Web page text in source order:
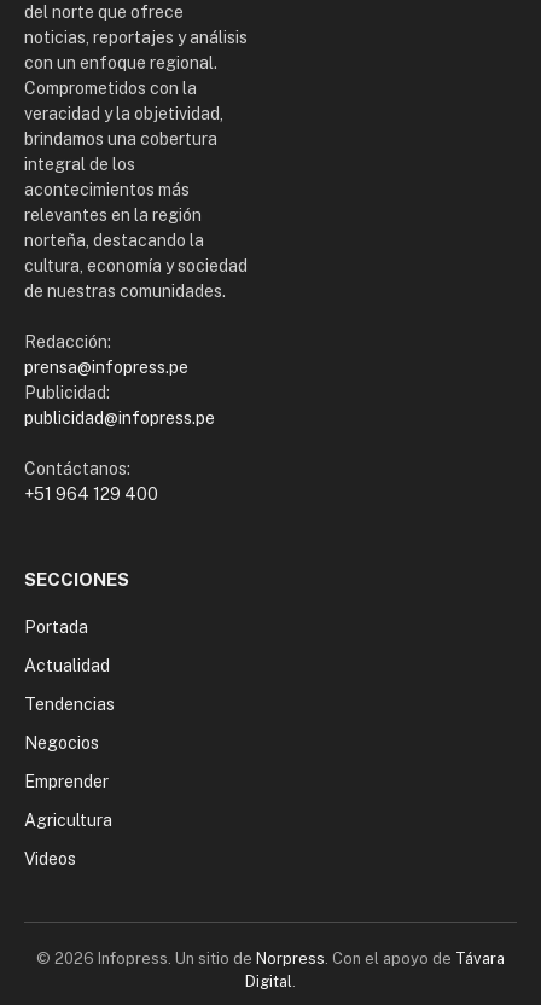
del norte que ofrece
noticias, reportajes y análisis
con un enfoque regional.
Comprometidos con la
veracidad y la objetividad,
brindamos una cobertura
integral de los
acontecimientos más
relevantes en la región
norteña, destacando la
cultura, economía y sociedad
de nuestras comunidades.
Redacción:
prensa@infopress.pe
Publicidad:
publicidad@infopress.pe
Contáctanos:
+51 964 129 400
SECCIONES
Portada
Actualidad
Tendencias
Negocios
Emprender
Agricultura
Videos
© 2026 Infopress. Un sitio de Norpress . Con el apoyo de Távara
Digital